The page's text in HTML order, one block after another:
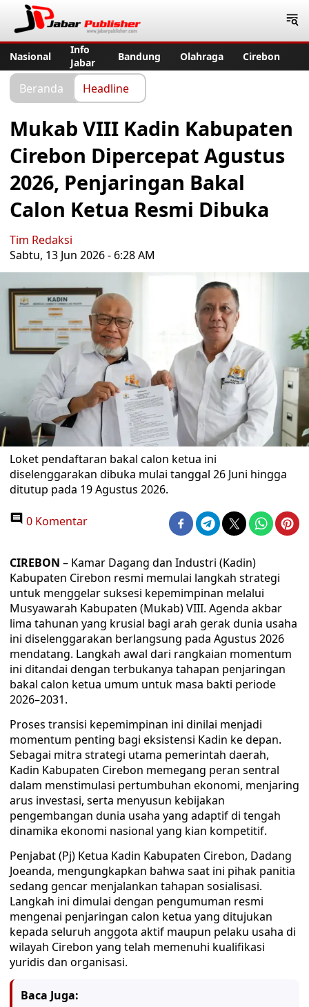
Nasional
Info
Jabar
Bandung Olahraga Cirebon
Beranda Headline
Mukab VIII Kadin Kabupaten
Cirebon Dipercepat Agustus
2026, Penjaringan Bakal
Calon Ketua Resmi Dibuka
Tim Redaksi
Sabtu, 13 Jun 2026 - 6:28 AM
Loket pendaftaran bakal calon ketua ini
diselenggarakan dibuka mulai tanggal 26 Juni hingga
ditutup pada 19 Agustus 2026.
0 Komentar
CIREBON – Kamar Dagang dan Industri (Kadin)
Kabupaten Cirebon resmi memulai langkah strategi
untuk menggelar suksesi kepemimpinan melalui
Musyawarah Kabupaten (Mukab) VIII. Agenda akbar
lima tahunan yang krusial bagi arah gerak dunia usaha
ini diselenggarakan berlangsung pada Agustus 2026
mendatang. Langkah awal dari rangkaian momentum
ini ditandai dengan terbukanya tahapan penjaringan
bakal calon ketua umum untuk masa bakti periode
2026–2031.
​Proses transisi kepemimpinan ini dinilai menjadi
momentum penting bagi eksistensi Kadin ke depan.
Sebagai mitra strategi utama pemerintah daerah,
Kadin Kabupaten Cirebon memegang peran sentral
dalam menstimulasi pertumbuhan ekonomi, menjaring
arus investasi, serta menyusun kebijakan
pengembangan dunia usaha yang adaptif di tengah
dinamika ekonomi nasional yang kian kompetitif.
​Penjabat (Pj) Ketua Kadin Kabupaten Cirebon, Dadang
Joeanda, mengungkapkan bahwa saat ini pihak panitia
sedang gencar menjalankan tahapan sosialisasi.
Langkah ini dimulai dengan pengumuman resmi
mengenai penjaringan calon ketua yang ditujukan
kepada seluruh anggota aktif maupun pelaku usaha di
wilayah Cirebon yang telah memenuhi kualifikasi
yuridis dan organisasi.
Baca Juga: